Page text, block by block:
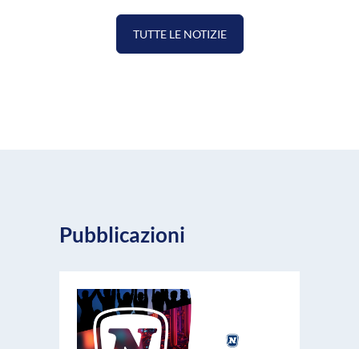
TUTTE LE NOTIZIE
Pubblicazioni